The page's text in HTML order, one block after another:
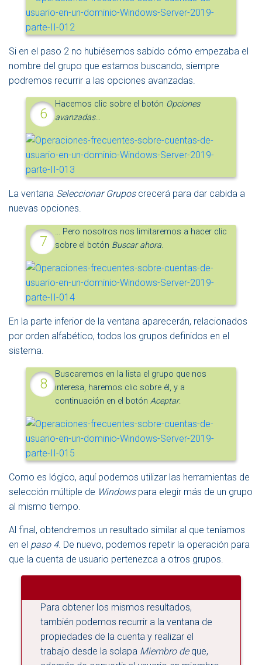
Si en el paso 2 no hubiésemos sabido cómo empezaba el
nombre del grupo que estamos buscando, siempre
podremos recurrir a las opciones avanzadas.
Hacemos clic sobre el botón Opciones
avanzadas…
La ventana Seleccionar Gruposcrecerá para dar cabida a
nuevas opciones.
… Pero nosotros nos limitaremos a hacer clic
sobre el botón Buscar ahora.
En la parte inferior de la ventana aparecerán, relacionados
por orden alfabético, todos los grupos definidos en el
sistema.
Buscaremos en la lista el grupo que nos
interesa, haremos clic sobre él, y a
continuación en el botónAceptar.
Como es lógico, aquí podemos utilizar las herramientas de
selección múltiple de Windowspara elegir más de un grupo
al mismo tiempo.
Al final, obtendremos un resultado similar al que teníamos
en el paso 4. De nuevo, podemos repetir la operación para
que la cuenta de usuario pertenezca a otros grupos.
Para obtener los mismos resultados,
también podemos recurrir a la ventana de
propiedades de la cuenta y realizar el
trabajo desde la solapa Miembro deque,